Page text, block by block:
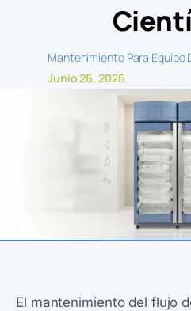
Mantenimiento Para Equipo
Junio 26, 2026
El mantenimiento del flujo